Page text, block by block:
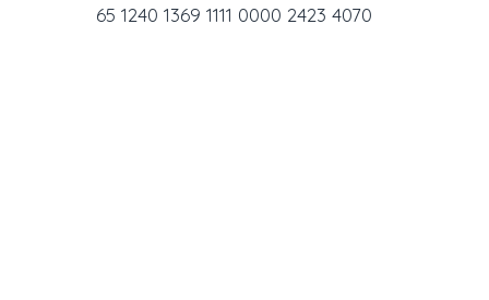
65 1240 1369 1111 0000 2423 4070